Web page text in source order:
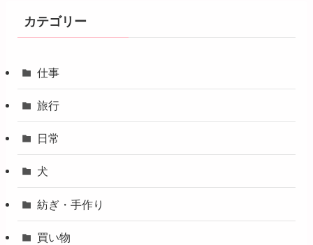
カテゴリー
仕事
旅行
日常
犬
紡ぎ・手作り
買い物